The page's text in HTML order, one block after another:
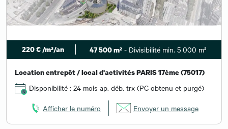
220 € /m²/an 47 500 m² - Divisibilité min. 5 000 m²
Location entrepôt / local d'activités PARIS 17ème (75017)
Disponibilité : 24 mois ap. déb. trx (PC obtenu et purgé)
Afficher le numéro Envoyer un message